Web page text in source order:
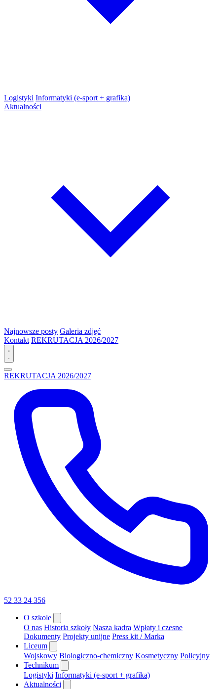
Logistyki Informatyki (e-sport + grafika)
Aktualności
Najnowsze posty Galeria zdjęć
Kontakt REKRUTACJA 2026/2027
REKRUTACJA 2026/2027
52 33 24 356
O szkole
O nas Historia szkoły Nasza kadra Wpłaty i czesne
Dokumenty Projekty unijne Press kit / Marka
Liceum
Wojskowy Biologiczno-chemiczny Kosmetyczny Policyjny
Technikum
Logistyki Informatyki (e-sport + grafika)
Aktualności